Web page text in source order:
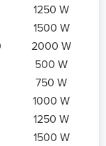
1250 W
1500 W
2000 W
500 W
750 W
1000 W
1250 W
1500 W